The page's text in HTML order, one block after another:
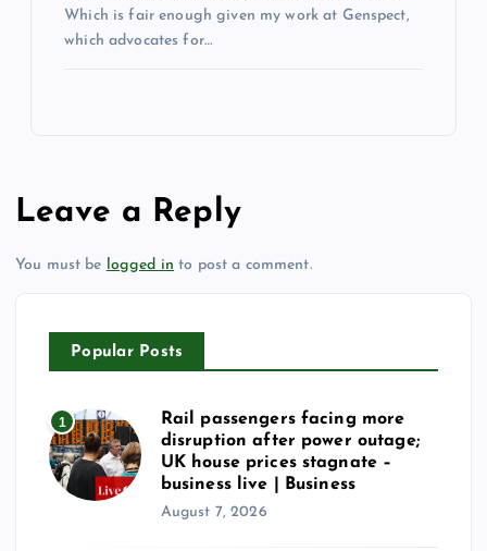
Which is fair enough given my work at Genspect,
which advocates for…
Leave a Reply
You must be logged in to post a comment.
Popular Posts
1
Rail passengers facing more
disruption after power outage;
UK house prices stagnate –
business live | Business
August 7, 2026